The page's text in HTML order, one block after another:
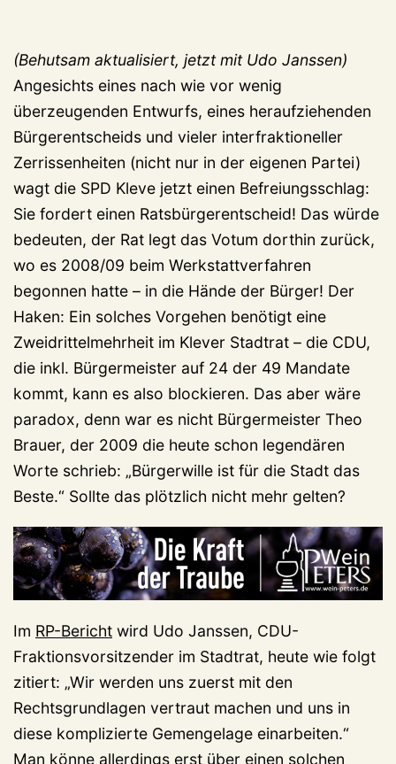
(Behutsam aktualisiert, jetzt mit Udo Janssen)
Angesichts eines nach wie vor wenig
überzeugenden Entwurfs, eines heraufziehenden
Bürgerentscheids und vieler interfraktioneller
Zerrissenheiten (nicht nur in der eigenen Partei)
wagt die SPD Kleve jetzt einen Befreiungsschlag:
Sie fordert einen Ratsbürgerentscheid! Das würde
bedeuten, der Rat legt das Votum dorthin zurück,
wo es 2008/09 beim Werkstattverfahren
begonnen hatte – in die Hände der Bürger! Der
Haken: Ein solches Vorgehen benötigt eine
Zweidrittelmehrheit im Klever Stadtrat – die CDU,
die inkl. Bürgermeister auf 24 der 49 Mandate
kommt, kann es also blockieren. Das aber wäre
paradox, denn war es nicht Bürgermeister Theo
Brauer, der 2009 die heute schon legendären
Worte schrieb: „Bürgerwille ist für die Stadt das
Beste.“ Sollte das plötzlich nicht mehr gelten?
Im RP-Bericht wird Udo Janssen, CDU-
Fraktionsvorsitzender im Stadtrat, heute wie folgt
zitiert: „Wir werden uns zuerst mit den
Rechtsgrundlagen vertraut machen und uns in
diese komplizierte Gemengelage einarbeiten.“
Man könne allerdings erst über einen solchen